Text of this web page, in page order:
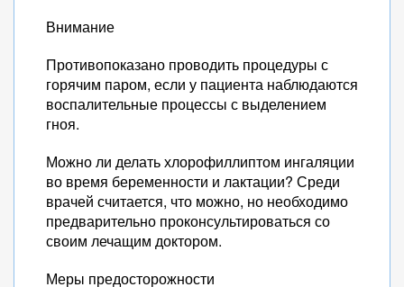
Внимание
Противопоказано проводить процедуры с
горячим паром, если у пациента наблюдаются
воспалительные процессы с выделением
гноя.
Можно ли делать хлорофиллиптом ингаляции
во время беременности и лактации? Среди
врачей считается, что можно, но необходимо
предварительно проконсультироваться со
своим лечащим доктором.
Меры предосторожности